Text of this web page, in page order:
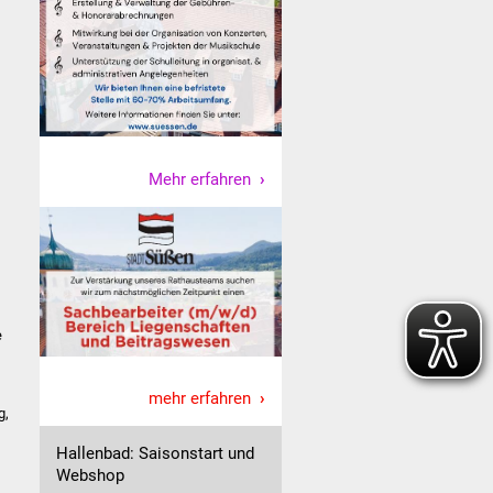
Mehr erfahren
mehr erfahren
Hallenbad: Saisonstart und
Webshop